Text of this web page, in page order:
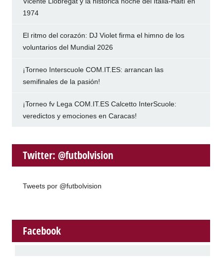
1974
El ritmo del corazón: DJ Violet firma el himno de los
voluntarios del Mundial 2026
¡Torneo Interscuole COM.IT.ES: arrancan las
semifinales de la pasión!
¡Torneo fv Lega COM.IT.ES Calcetto InterScuole:
veredictos y emociones en Caracas!
Twitter: @futbolvision
Tweets por @futbolvision
Facebook